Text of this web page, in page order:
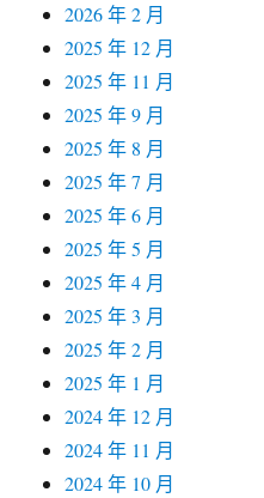
2026 年 2 月
2025 年 12 月
2025 年 11 月
2025 年 9 月
2025 年 8 月
2025 年 7 月
2025 年 6 月
2025 年 5 月
2025 年 4 月
2025 年 3 月
2025 年 2 月
2025 年 1 月
2024 年 12 月
2024 年 11 月
2024 年 10 月